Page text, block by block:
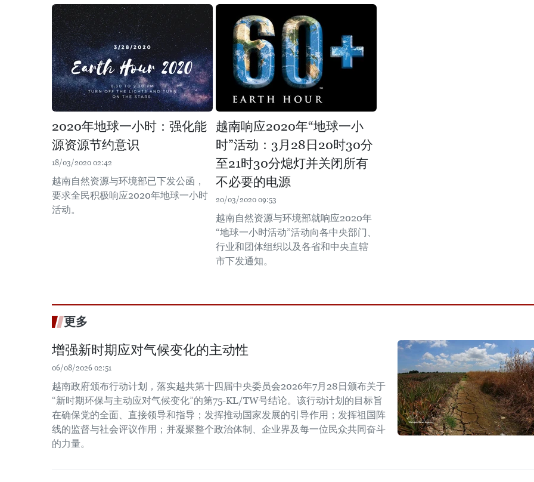
2020年地球一小时：强化能
源资源节约意识
18/03/2020 02:42
越南自然资源与环境部已下发公函，
要求全民积极响应2020年地球一小时
活动。
越南响应2020年“地球一小
时”活动：3月28日20时30分
至21时30分熄灯并关闭所有
不必要的电源
20/03/2020 09:53
越南自然资源与环境部就响应2020年
“地球一小时活动”活动向各中央部门、
行业和团体组织以及各省和中央直辖
市下发通知。
更多
增强新时期应对气候变化的主动性
06/08/2026 02:51
越南政府颁布行动计划，落实越共第十四届中央委员会2026年7月28日颁布关于
“新时期环保与主动应对气候变化”的第75-KL/TW号结论。该行动计划的目标旨
在确保党的全面、直接领导和指导；发挥推动国家发展的引导作用；发挥祖国阵
线的监督与社会评议作用；并凝聚整个政治体制、企业界及每一位民众共同奋斗
的力量。